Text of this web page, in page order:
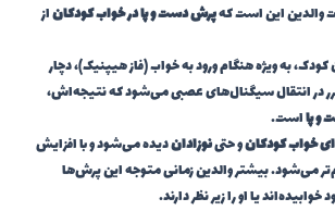
والدین این است کهپرش دست و پا در خواب کودکاناز
به ویژه هنگام ورود به خواب (فاز هیپنیک)، دچار
در انتقال سیگنال‌های عصبی می‌شود که نتیجه‌اش،
و پااست.
خواب کودکانو حتینوزاداندیده می‌شود و با افزایش
می‌شود. بیشتر والدین زمانی متوجه این پرش‌ها
یا او را زیر نظر دارند.